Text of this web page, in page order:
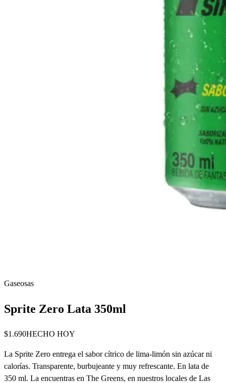
Gaseosas
Sprite Zero Lata 350ml
$1.690HECHO HOY
La Sprite Zero entrega el sabor cítrico de lima-limón sin azúcar ni
calorías. Transparente, burbujeante y muy refrescante. En lata de
350 ml. La encuentras en The Greens, en nuestros locales de Las